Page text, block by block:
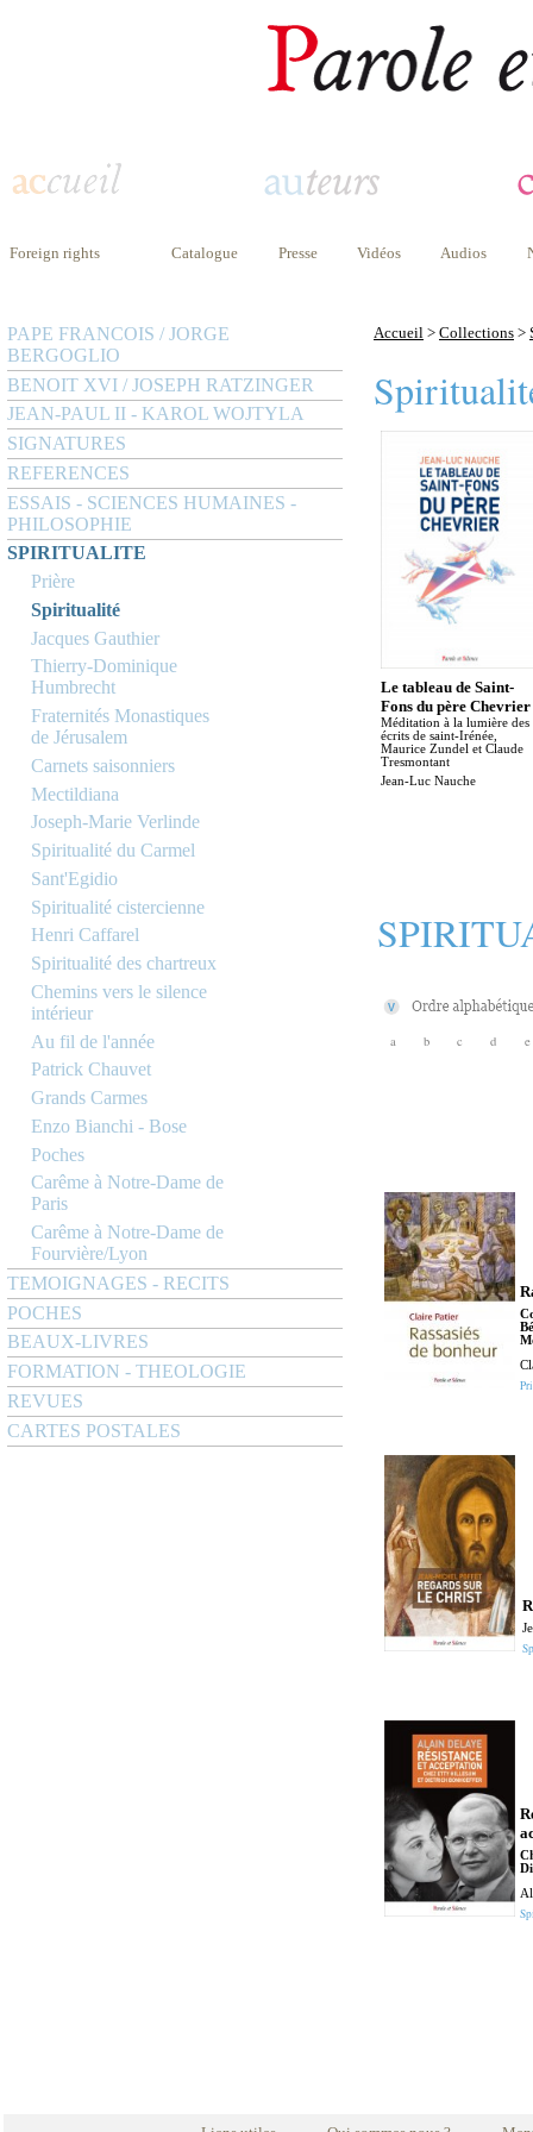
Foreign rights Catalogue Presse Vidéos Audios
PAPE FRANCOIS / JORGE
BERGOGLIO
BENOIT XVI / JOSEPH RATZINGER
JEAN-PAUL II - KAROL WOJTYLA
SIGNATURES
REFERENCES
ESSAIS - SCIENCES HUMAINES -
PHILOSOPHIE
SPIRITUALITE
Prière
Spiritualité
Jacques Gauthier
Thierry-Dominique
Humbrecht
Fraternités Monastiques
de Jérusalem
Carnets saisonniers
Mectildiana
Joseph-Marie Verlinde
Spiritualité du Carmel
Sant'Egidio
Spiritualité cistercienne
Henri Caffarel
Spiritualité des chartreux
Chemins vers le silence
intérieur
Au fil de l'année
Patrick Chauvet
Grands Carmes
Enzo Bianchi - Bose
Poches
Carême à Notre-Dame de
Paris
Carême à Notre-Dame de
Fourvière/Lyon
TEMOIGNAGES - RECITS
POCHES
BEAUX-LIVRES
FORMATION - THEOLOGIE
REVUES
CARTES POSTALES
Accueil > Collections >
Le tableau de Saint-
Fons du père Chevrier
Méditation à la lumière des
écrits de saint-Irénée,
Maurice Zundel et Claude
Tresmontant
Jean-Luc Nauche
a b c d e